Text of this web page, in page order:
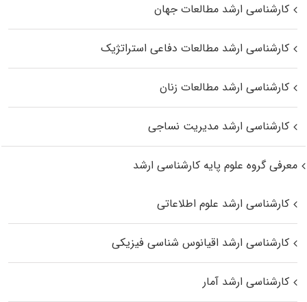
کارشناسی ارشد مطالعات جهان
کارشناسی ارشد مطالعات دفاعی استراتژیک
کارشناسی ارشد مطالعات زنان
کارشناسی ارشد مدیریت نساجی
معرفی گروه علوم پایه کارشناسی ارشد
کارشناسی ارشد علوم اطلاعاتی
کارشناسی ارشد اقیانوس‌ شناسی فیزیکی
کارشناسی ارشد آمار